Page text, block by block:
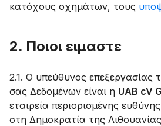
κατόχους οχημάτων, τους
2. Ποιοι ειμαστε
2.1. Ο υπεύθυνος
σας Δεδομένων είναι η UAB cV
εταιρεία περιορισμένης
στη Δημοκρατία της